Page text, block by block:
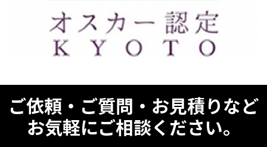
ご依頼・ご質問・お見積りなど
お気軽にご相談ください。